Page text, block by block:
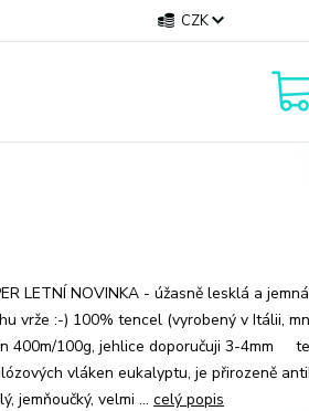
CZK
LETNÍ NOVINKA - úžasně lesklá a
vrže :-) 100% tencel (vyrobený v Itálii,
400m/100g, jehlice doporučuji 3-4mm
vláken eukalyptu, je přirozeně
jemňoučký, velmi ... celý popis